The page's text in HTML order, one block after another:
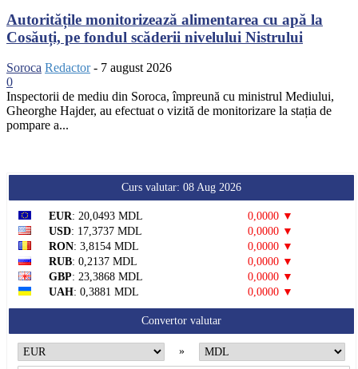
Autoritățile monitorizează alimentarea cu apă la
Cosăuți, pe fondul scăderii nivelului Nistrului
Soroca Redactor - 7 august 2026
0
Inspectorii de mediu din Soroca, împreună cu ministrul Mediului,
Gheorghe Hajder, au efectuat o vizită de monitorizare la stația de
pompare a...
Curs valutar: 08 Aug 2026
EUR: 20,0493 MDL
0,0000 ▼
USD: 17,3737 MDL
0,0000 ▼
RON: 3,8154 MDL
0,0000 ▼
RUB: 0,2137 MDL
0,0000 ▼
GBP: 23,3868 MDL
0,0000 ▼
UAH: 0,3881 MDL 0,0000 ▼
Convertor valutar
»